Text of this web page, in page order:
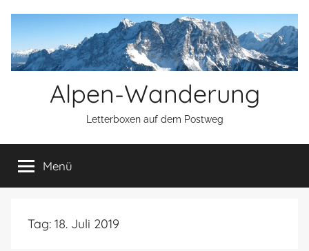
springen
Alpen-Wanderung
Letterboxen auf dem Postweg
Menü
Tag: 18. Juli 2019